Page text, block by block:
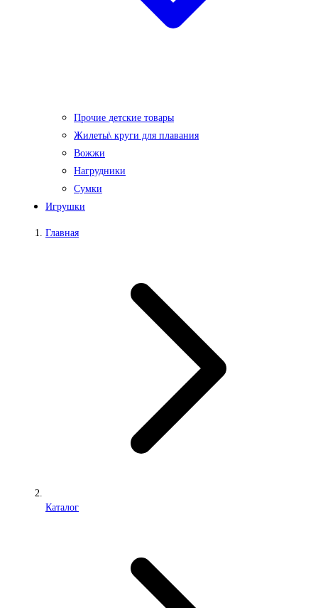
Прочие детские товары
Жилеты\ круги для плавания
Вожжи
Нагрудники
Сумки
Игрушки
Главная
Каталог